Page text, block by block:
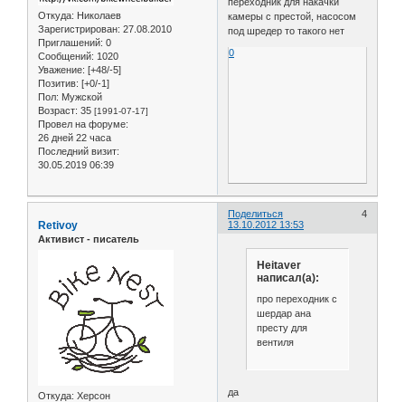
Откуда: Николаев
Зарегистрирован: 27.08.2010
Приглашений: 0
Сообщений: 1020
Уважение: [+48/-5]
Позитив: [+0/-1]
Пол: Мужской
Возраст: 35 [1991-07-17]
Провел на форуме:
26 дней 22 часа
Последний визит:
30.05.2019 06:39
камеры с престой, насосом
под шредер то такого нет
0
Поделиться
4
13.10.2012 13:53
Retivoy
Активист - писатель
Откуда: Херсон
Heitaver
написал(а):
про переходник с
шердар ана
престу для
вентиля
да